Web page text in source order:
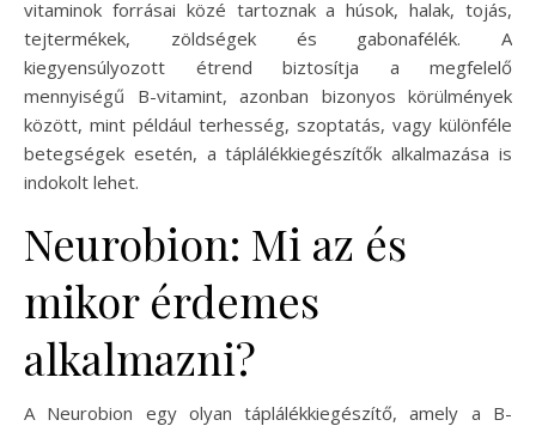
vitaminok forrásai közé tartoznak a húsok, halak, tojás,
tejtermékek, zöldségek és gabonafélék. A
kiegyensúlyozott étrend biztosítja a megfelelő
mennyiségű B-vitamint, azonban bizonyos körülmények
között, mint például terhesség, szoptatás, vagy különféle
betegségek esetén, a táplálékkiegészítők alkalmazása is
indokolt lehet.
Neurobion: Mi az és
mikor érdemes
alkalmazni?
A Neurobion egy olyan táplálékkiegészítő, amely a B-